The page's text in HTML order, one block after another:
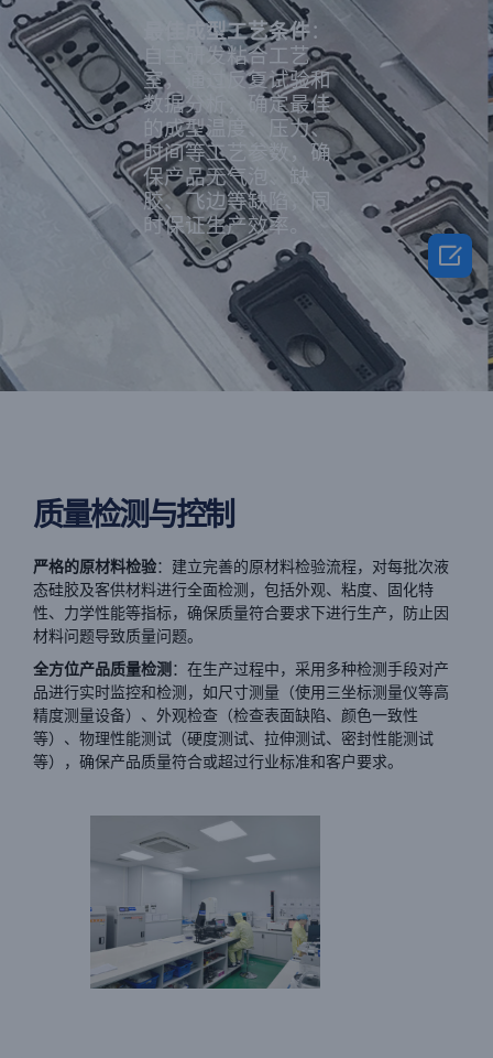
最佳成型工艺条件：
自主研发粘合工艺
室，通过反复试验和
数据分析，确定最佳
的成型温度、压力、
时间等工艺参数，确
保产品无气泡、缺
胶、飞边等缺陷，同
时保证生产效率。
质量检测与控制
严格的原材料检验：建立完善的原材料检验流程，对每批次液
态硅胶及客供材料进行全面检测，包括外观、粘度、固化特
性、力学性能等指标，确保质量符合要求下进行生产，防止因
材料问题导致质量问题。
全方位产品质量检测 ：在生产过程中，采用多种检测手段对产
品进行实时监控和检测，如尺寸测量（使用三坐标测量仪等高
精度测量设备）、外观检查（检查表面缺陷、颜色一致性
等）、物理性能测试（硬度测试、拉伸测试、密封性能测试
等），确保产品质量符合或超过行业标准和客户要求。
